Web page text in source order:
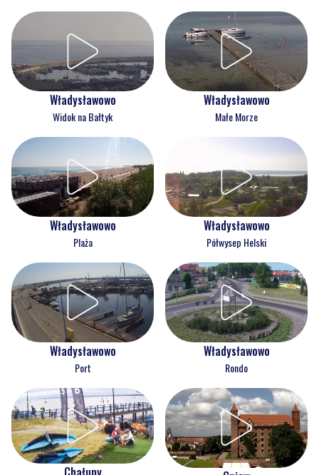
Władysławowo
Widok na Bałtyk
Władysławowo
Małe Morze
Władysławowo
Plaża
Władysławowo
Półwysep Helski
Władysławowo
Port
Władysławowo
Rondo